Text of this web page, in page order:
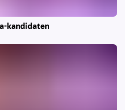
kandidaten